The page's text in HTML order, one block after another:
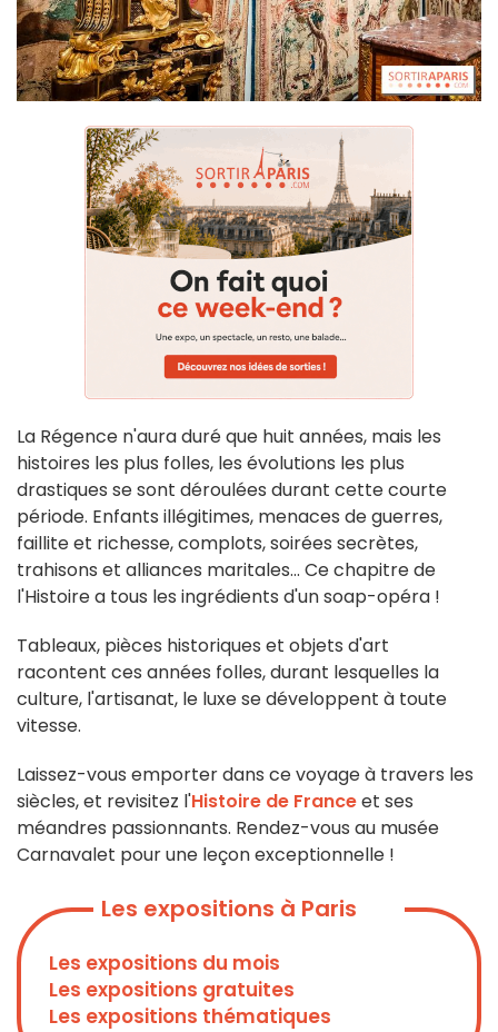
La Régence n'aura duré que huit années, mais les
histoires les plus folles, les évolutions les plus
drastiques se sont déroulées durant cette courte
période. Enfants illégitimes, menaces de guerres,
faillite et richesse, complots, soirées secrètes,
trahisons et alliances maritales... Ce chapitre de
l'Histoire a tous les ingrédients d'un soap-opéra !
Tableaux, pièces historiques et objets d'art
racontent ces années folles, durant lesquelles la
culture, l'artisanat, le luxe se développent à toute
vitesse.
Laissez-vous emporter dans ce voyage à travers les
siècles, et revisitez l'Histoire de Franceet ses
méandres passionnants. Rendez-vous au musée
Carnavalet pour une leçon exceptionnelle !
Les expositions à Paris
Les expositions du mois
Les expositions gratuites
Les expositions thématiques